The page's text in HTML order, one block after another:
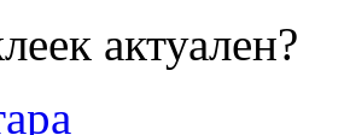
актуален?